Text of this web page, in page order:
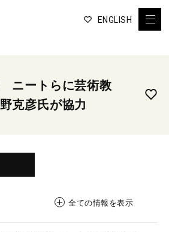
ENGLISH
ニートらに芸術教
克彦氏が協力
全ての情報を表示